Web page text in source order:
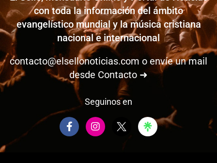
con toda la información del ámbito
evangelístico mundial y la música cristiana
nacional e internacional
contacto@elsellonoticias.com o envíe un mail
desde Contacto ➜
Seguinos en
F
a
I
n